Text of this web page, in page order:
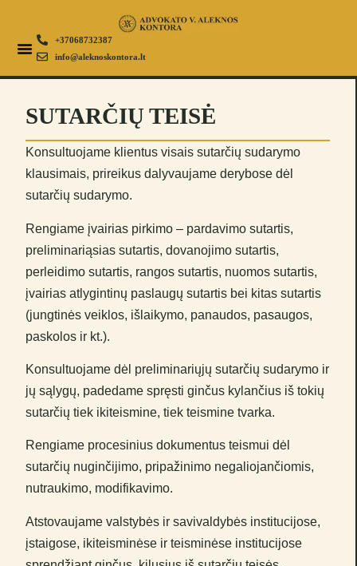
+37068732387
info@aleknoskontora.lt
SUTARČIŲ TEISĖ
Konsultuojame klientus visais sutarčių sudarymo
klausimais, prireikus dalyvaujame derybose dėl
sutarčių sudarymo.
Rengiame įvairias pirkimo – pardavimo sutartis,
preliminariąsias sutartis, dovanojimo sutartis,
perleidimo sutartis, rangos sutartis, nuomos sutartis,
įvairias atlygintinų paslaugų sutartis bei kitas sutartis
(jungtinės veiklos, išlaikymo, panaudos, pasaugos,
paskolos ir kt.).
Konsultuojame dėl preliminariųjų sutarčių sudarymo ir
jų sąlygų, padedame spręsti ginčus kylančius iš tokių
sutarčių tiek ikiteismine, tiek teismine tvarka.
Rengiame procesinius dokumentus teismui dėl
sutarčių nuginčijimo, pripažinimo negaliojančiomis,
nutraukimo, modifikavimo.
Atstovaujame valstybės ir savivaldybės institucijose,
įstaigose, ikiteisminėse ir teisminėse institucijose